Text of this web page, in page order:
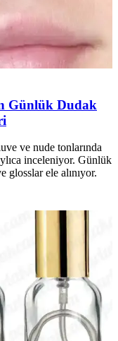
Günlük Dudak
ve nude tonlarında
inceleniyor. Günlük
glosslar ele alınıyor.